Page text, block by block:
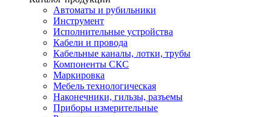
Автоматы и рубильники
Инструмент
Исполнительные устройства
Кабели и провода
Кабельные каналы, лотки, трубы
Компоненты СКС
Маркировка
Мебель технологическая
Наконечники, гильзы, разъемы
Приборы измерительные